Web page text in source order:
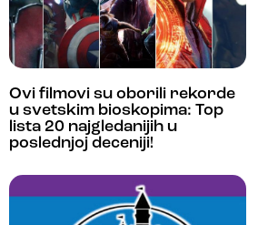
Ovi filmovi su oborili rekorde
u svetskim bioskopima: Top
lista 20 najgledanijih u
poslednjoj deceniji!